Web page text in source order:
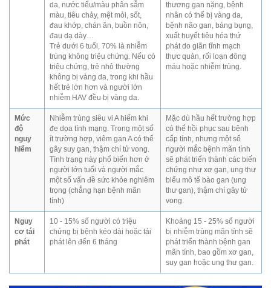
da, nước tiểu/màu phân sẫm
màu, tiêu chảy, mệt mỏi, sốt,
đau khớp, chán ăn, buồn nôn,
đau dạ dày…
Trẻ dưới 6 tuổi, 70% là nhiễm
trùng không triệu chứng. Nếu có
triệu chứng, trẻ nhỏ thường
không bị vàng da, trong khi hầu
hết trẻ lớn hơn và người lớn
nhiễm HAV đều bị vàng da.
thương gan nặng, bệnh
nhân có thể bị vàng da,
bệnh não gan, báng bụng,
xuất huyết tiêu hóa thứ
phát do giãn tĩnh mạch
thực quản, rối loạn đông
máu hoặc nhiễm trùng.
Mức
độ
nguy
hiểm
Nhiễm trùng siêu vi A hiếm khi
đe dọa tính mạng. Trong một số
ít trường hợp, viêm gan A có thể
gây suy gan, thậm chí tử vong.
Tình trạng này phổ biến hơn ở
người lớn tuổi và người mắc
một số vấn đề sức khỏe nghiêm
trọng (chẳng hạn bệnh mãn
tính)
Mặc dù hầu hết trường hợp
có thể hồi phục sau bệnh
cấp tính, nhưng một số
người mắc bệnh mãn tính
sẽ phát triển thành các biến
chứng như xơ gan, ung thư
biểu mô tế bào gan (ung
thư gan), thậm chí gây tử
vong.
Nguy
cơ tái
phát
10 - 15% số người có triệu
chứng bị bệnh kéo dài hoặc tái
phát lên đến 6 tháng
Khoảng 15 - 25% số người
bị nhiễm trùng mãn tính sẽ
phát triển thành bệnh gan
mãn tính, bao gồm xơ gan,
suy gan hoặc ung thư gan.